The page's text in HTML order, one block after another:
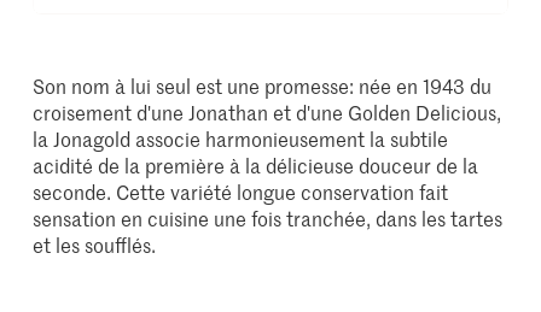
Son nom à lui seul est une promesse: née en 1943 du
croisement d'une Jonathan et d'une Golden Delicious,
la Jonagold associe harmonieusement la subtile
acidité de la première à la délicieuse douceur de la
seconde. Cette variété longue conservation fait
sensation en cuisine une fois tranchée, dans les tartes
et les soufflés.